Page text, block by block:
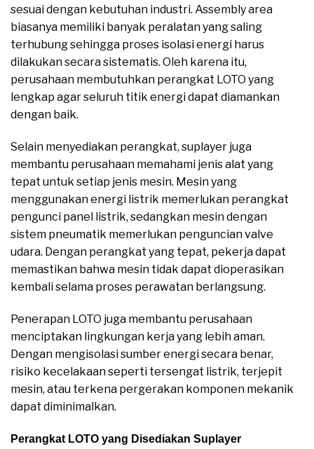
sesuai dengan kebutuhan industri. Assembly area
biasanya memiliki banyak peralatan yang saling
terhubung sehingga proses isolasi energi harus
dilakukan secara sistematis. Oleh karena itu,
perusahaan membutuhkan perangkat LOTO yang
lengkap agar seluruh titik energi dapat diamankan
dengan baik.
Selain menyediakan perangkat, suplayer juga
membantu perusahaan memahami jenis alat yang
tepat untuk setiap jenis mesin. Mesin yang
menggunakan energi listrik memerlukan perangkat
pengunci panel listrik, sedangkan mesin dengan
sistem pneumatik memerlukan penguncian valve
udara. Dengan perangkat yang tepat, pekerja dapat
memastikan bahwa mesin tidak dapat dioperasikan
kembali selama proses perawatan berlangsung.
Penerapan LOTO juga membantu perusahaan
menciptakan lingkungan kerja yang lebih aman.
Dengan mengisolasi sumber energi secara benar,
risiko kecelakaan seperti tersengat listrik, terjepit
mesin, atau terkena pergerakan komponen mekanik
dapat diminimalkan.
Perangkat LOTO yang Disediakan Suplayer